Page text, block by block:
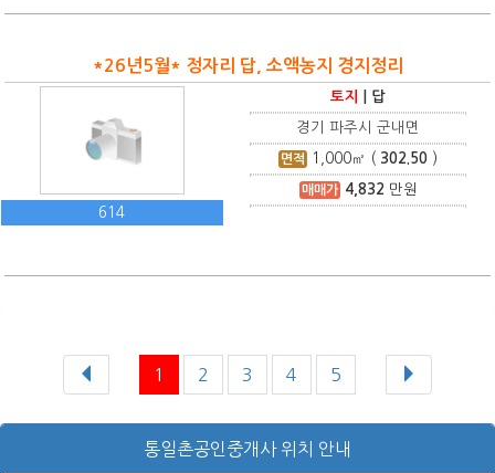
*26년5월* 정자리 답, 소액농지 경지정리
614
토지 답
경기 파주시 군내면
면적 1,000㎡ ( 302.50 )
매매가 4,832 만원
1 2 3 4 5
통일촌공인중개사 위치 안내